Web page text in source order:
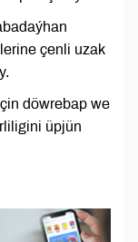
çenli uzak
döwrebap we
üpjün